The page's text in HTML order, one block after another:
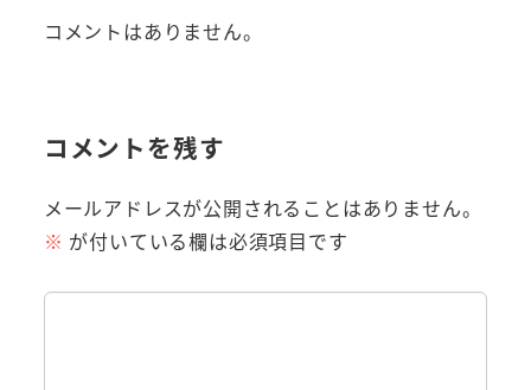
コメントはありません。
コメントを残す
メールアドレスが公開されることはありません。
※ が付いている欄は必須項目です